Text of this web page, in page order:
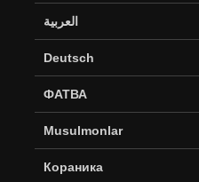
العربية
Deutsch
ФАТВА
Musulmonlar
Кораника